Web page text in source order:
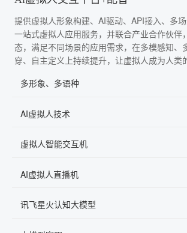
提供虚拟人形象构建、AI驱动、API接入、多
一站式虚拟人应用服务，并联合产业合作伙伴
态，满足不同场景的应用需求，在多模感知、
穿、自主定义上持续提升，让虚拟人成为人类
多形象、多语种
AI虚拟人技术
虚拟人智能交互机
AI虚拟人直播机
讯飞星火认知大模型